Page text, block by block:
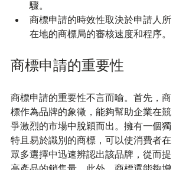
驟。
商標申請的時效性取決於申請人所
在地的商標局的審核速度和程序。
商標申請的重要性
商標申請的重要性不言而喻。首先，商
標作為品牌的象徵，能夠幫助企業在競
爭激烈的市場中脫穎而出。擁有一個獨
特且易於識別的商標，可以使消費者在
眾多選擇中迅速辨認出該品牌，從而提